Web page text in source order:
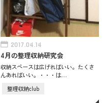
2017.04.14
4月の整理収納研究会
収納スペースは広げればいい。たくさ
んあればいい。・・・は…
整理収納club